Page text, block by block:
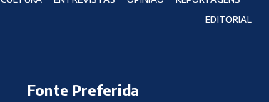
EDITORIAL
Fonte Preferida